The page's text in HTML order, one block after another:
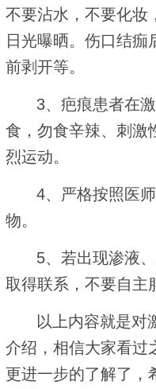
不要沾水，不要化妆
日光曝晒。伤口结痂
前剥开等。
3、疤痕患者在
食，勿食辛辣、刺激
烈运动。
4、严格按照医
物。
5、若出现渗液
取得联系，不要自主
以上内容就是对
介绍，相信大家看过
更进一步的了解了，